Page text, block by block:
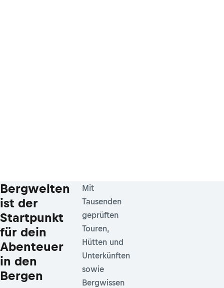
Bergwelten
ist der
Startpunkt
für dein
Abenteuer
in den
Bergen
Mit
Tausenden
geprüften
Touren,
Hütten und
Unterkünften
sowie
Bergwissen